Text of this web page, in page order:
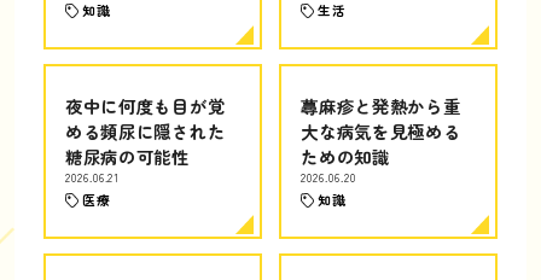
知識 生活
夜中に何度も目が覚
める頻尿に隠された
糖尿病の可能性
2026.06.21
医療
蕁麻疹と発熱から重
大な病気を見極める
ための知識
2026.06.20
知識